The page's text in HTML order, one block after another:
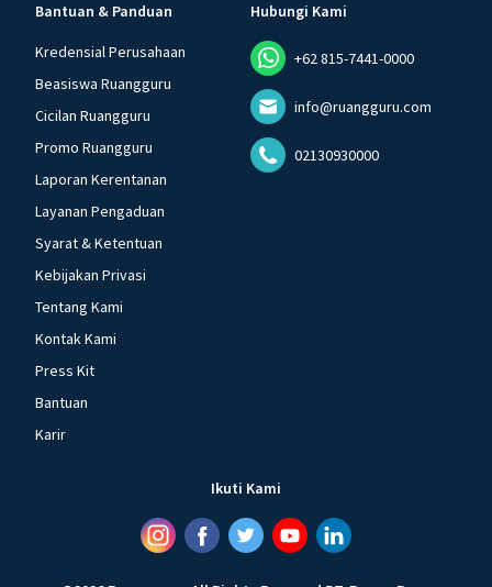
Bantuan & Panduan
Kredensial Perusahaan
Beasiswa Ruangguru
Cicilan Ruangguru
Promo Ruangguru
Laporan Kerentanan
Layanan Pengaduan
Syarat & Ketentuan
Kebijakan Privasi
Tentang Kami
Kontak Kami
Press Kit
Bantuan
Karir
Hubungi Kami
+62 815-7441-0000
info@ruangguru.com
02130930000
Ikuti Kami